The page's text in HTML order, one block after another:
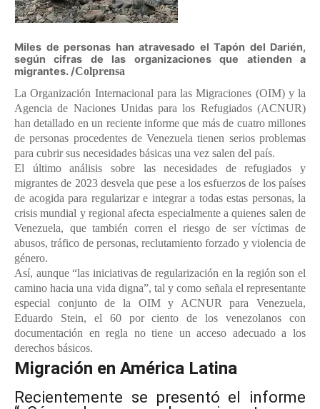
Miles de personas han atravesado el Tapón del Darién,
según cifras de las organizaciones que atienden a
migrantes. /Colprensa
La Organización Internacional para las Migraciones (OIM) y la
Agencia de Naciones Unidas para los Refugiados (ACNUR)
han detallado en un reciente informe que más de cuatro millones
de personas procedentes de Venezuela tienen serios problemas
para cubrir sus necesidades básicas una vez salen del país.
El último análisis sobre las necesidades de refugiados y
migrantes de 2023 desvela que pese a los esfuerzos de los países
de acogida para regularizar e integrar a todas estas personas, la
crisis mundial y regional afecta especialmente a quienes salen de
Venezuela, que también corren el riesgo de ser víctimas de
abusos, tráfico de personas, reclutamiento forzado y violencia de
género.
Así, aunque “las iniciativas de regularización en la región son el
camino hacia una vida digna”, tal y como señala el representante
especial conjunto de la OIM y ACNUR para Venezuela,
Eduardo Stein, el 60 por ciento de los venezolanos con
documentación en regla no tiene un acceso adecuado a los
derechos básicos.
Migración en América Latina
Recientemente se presentó el informe